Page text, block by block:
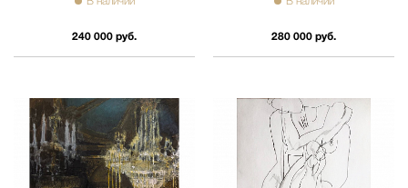
240 000 руб. 280 000 руб.